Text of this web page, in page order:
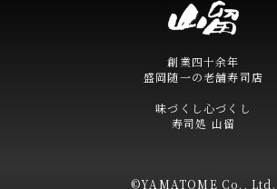
創業四十余年
盛岡随一の老舗寿司店
味づくし心づくし
寿司処 山留
©YAMATOME Co., Ltd.